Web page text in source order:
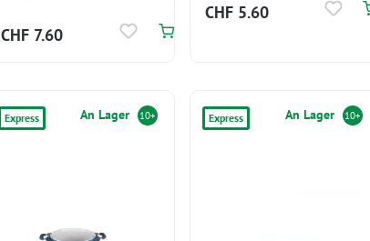
CHF 7.60
CHF 5.60
Express An Lager 10+ Express An Lager 10+